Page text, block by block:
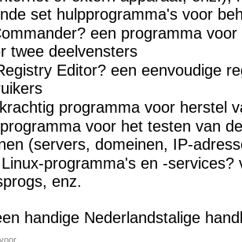
set hulpprogramma's voor
een programma
twee deelvensters
Editor? een eenvoudige
programma voor herstel
voor het testen van
(servers, domeinen, IP-
programma's en -services?
enz.
handige Nederlandstalige